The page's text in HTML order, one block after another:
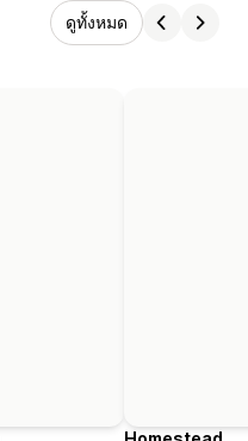
ดูทั้งหมด